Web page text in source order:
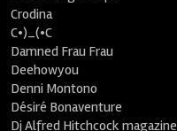
Crodina
C•)_(•C
Damned Frau Frau
Deehowyou
Denni Montono
Désiré Bonaventure
Dj Alfred Hitchcock magazine